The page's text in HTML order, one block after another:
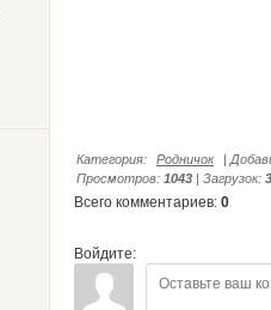
Категория: Родничок |
Просмотров: 1043 | Загрузок:
Всего комментариев: 0
Войдите: